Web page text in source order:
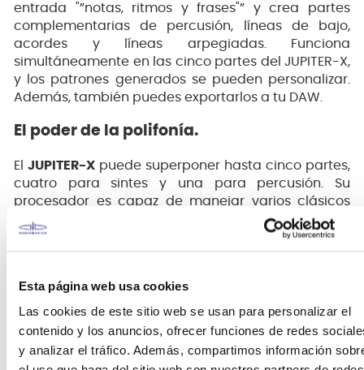
Esta página web usa cookies
Las cookies de este sitio web se usan para personalizar el
contenido y los anuncios, ofrecer funciones de redes
y analizar el tráfico. Además, compartimos información
entrada "”notas, ritmos y frases"” y crea partes
complementarias de percusión, líneas de bajo,
acordes y líneas arpegiadas. Funciona
simultáneamente en las cinco partes del JUPITER-X,
y los patrones generados se pueden personalizar.
Además, también puedes exportarlos a tu DAW.
El poder de la polifonía.
El JUPITER-X puede superponer hasta cinco partes,
cuatro para sintes y una para percusión. Su
procesador es capaz de manejar varios clásicos
auténticos de Roland, como el JX-8P y el JUPITER-8,
con suficiente polifonía para crear capas gruesas y
JUNO-106, superpón un realista piano RD con
exuberantes cuerdas del JX-8P o ponte faraónico y
apila varios JUPITER-8.